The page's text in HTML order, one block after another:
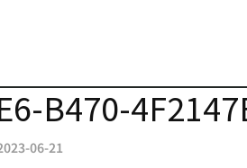
B470-
06-21